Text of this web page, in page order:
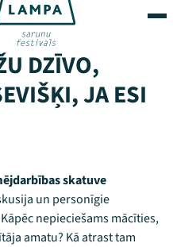
DZĪVO,
JA ESI
skatuve
un personīgie
nepieciešams mācīties,
amatu? Kā atrast tam